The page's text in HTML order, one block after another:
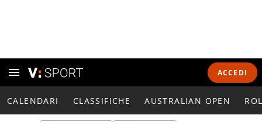
ACCEDI
CALENDARI CLASSIFICHE AUSTRALIAN OPEN